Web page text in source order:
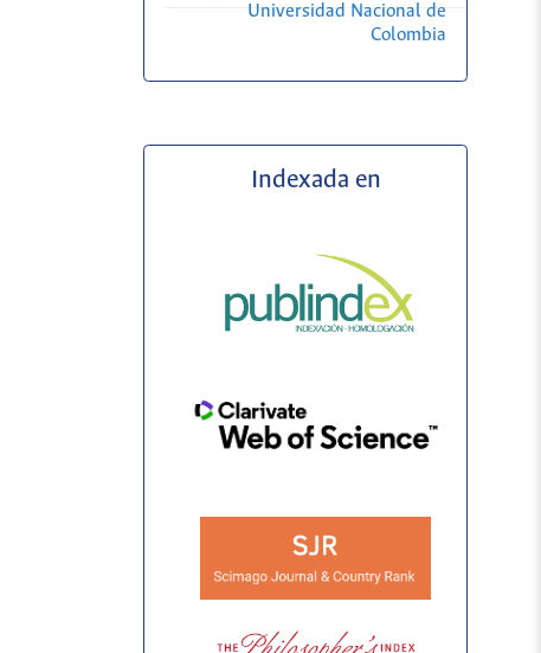
Universidad Nacional de
Colombia
Indexada en